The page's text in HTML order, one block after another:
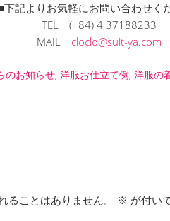
下記よりお気軽にお問い合わせく
TEL (+84) 4 37188233
MAIL cloclo@suit-ya.com
のお知らせ, 洋服お仕立て例, 洋服の
ることはありません。 ※ が付い